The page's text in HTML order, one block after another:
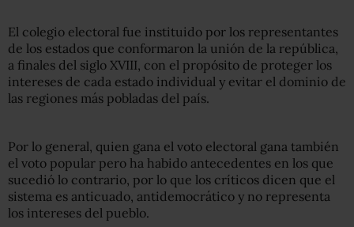
El colegio electoral fue instituido por los representantes
de los estados que conformaron la unión de la república,
a finales del siglo XVIII, con el propósito de proteger los
intereses de cada estado individual y evitar el dominio de
las regiones más pobladas del país.
Por lo general, quien gana el voto electoral gana también
el voto popular pero ha habido antecedentes en los que
sucedió lo contrario, por lo que los críticos dicen que el
sistema es anticuado, antidemocrático y no representa
los intereses del pueblo.